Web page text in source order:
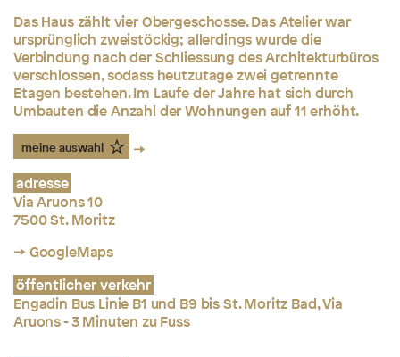
Das Haus zählt vier Obergeschosse. Das Atelier war
ursprünglich zweistöckig; allerdings wurde die
Verbindung nach der Schliessung des Architekturbüros
verschlossen, sodass heutzutage zwei getrennte
Etagen bestehen. Im Laufe der Jahre hat sich durch
Umbauten die Anzahl der Wohnungen auf 11 erhöht.
meine auswahl
adresse
Via Aruons 10
7500 St. Moritz
→ GoogleMaps
öffentlicher verkehr
Engadin Bus Linie B1 und B9 bis St. Moritz Bad, Via
Aruons - 3 Minuten zu Fuss